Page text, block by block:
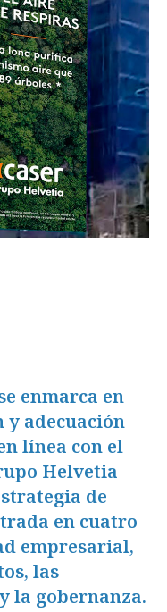
enmarca en
y adecuación
línea con el
Helvetia
de
en cuatro
empresarial,
las
la gobernanza.